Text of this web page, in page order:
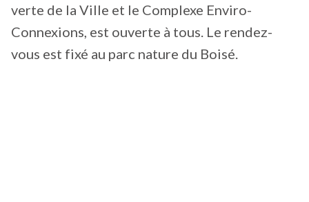
verte de la Ville et le Complexe Enviro-
Connexions, est ouverte à tous. Le rendez-
vous est fixé au parc nature du Boisé.